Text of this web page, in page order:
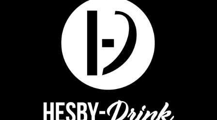
0 Alcool
Bottega Rosé 0.0%
0 Alcool
Seedlip Grove 42 0.0%
30,66
AJOUTER AU PANIER